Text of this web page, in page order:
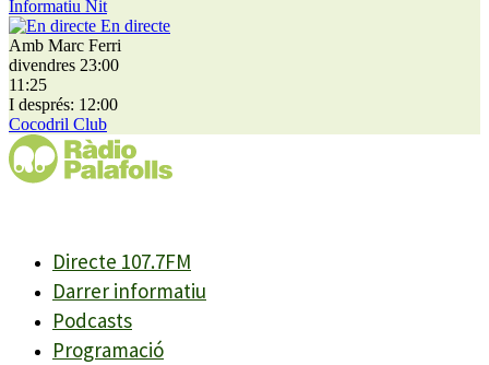
Informatiu Nit
En directe
Amb Marc Ferri
divendres 23:00
11:25
I després: 12:00
Cocodril Club
Directe 107.7FM
Darrer informatiu
Podcasts
Programació